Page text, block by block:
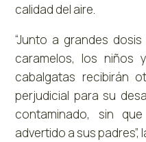
calidad del aire.
“Junto a grandes
caramelos, los niños
cabalgatas recibirán
perjudicial para su
contaminado, sin
advertido a sus